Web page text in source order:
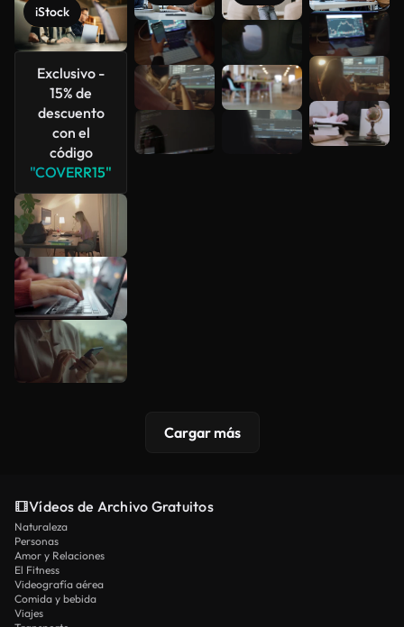
iStock
Exclusivo -
15% de
descuento
con el
código
"COVERR15"
Ver más
Cargar más
Vídeos de Archivo Gratuitos
Naturaleza
Personas
Amor y Relaciones
El Fitness
Videografía aérea
Comida y bebida
Viajes